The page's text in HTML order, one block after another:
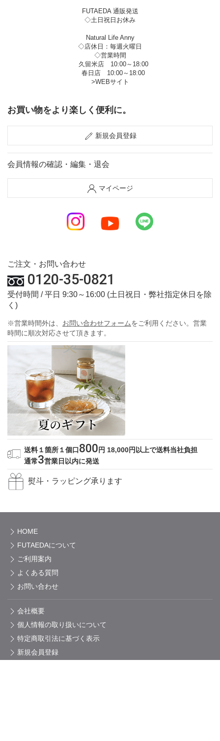
FUTAEDA 通販発送
◇土日祝日お休み
Natural Life Anny
◇店休日：毎週火曜日
◇営業時間
久留米店 10:00～18:00
春日店 10:00～18:00
>WEBサイト
お買い物をより楽しく便利に。
新規会員登録
会員情報の確認・編集・退会
マイページ
ご注文・お問い合わせ
0120-35-0821
受付時間 / 平日 9:30～16:00 (土日祝日・弊社指定休日を除
く)
※営業時間外は、 お問い合わせフォームをご利用ください。営業
時間に順次対応させて頂きます。
送料１箇所１個口800円 18,000円以上で送料当社負担
通常3営業日以内に発送
熨斗・ラッピング承ります
HOME
FUTAEDAについて
ご利用案内
よくある質問
お問い合わせ
会社概要
個人情報の取り扱いについて
特定商取引法に基づく表示
新規会員登録